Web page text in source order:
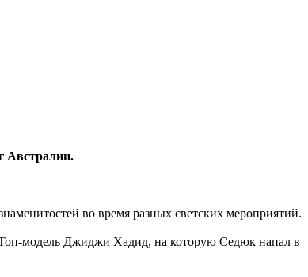
Австралии.
во время разных светских мероприятий.
модель Джиджи Хадид, на которую Седюк напал в